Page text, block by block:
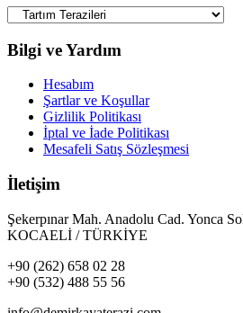
Bilgi ve Yardım
Hesabım
Şartlar ve Koşullar
Gizlilik Politikası
İptal ve İade Politikası
Mesafeli Satış Sözleşmesi
İletişim
Şekerpınar Mah. Anadolu Cad. Yonca
KOCAELİ / TÜRKİYE
+90 (262) 658 02 28
+90 (532) 488 55 56